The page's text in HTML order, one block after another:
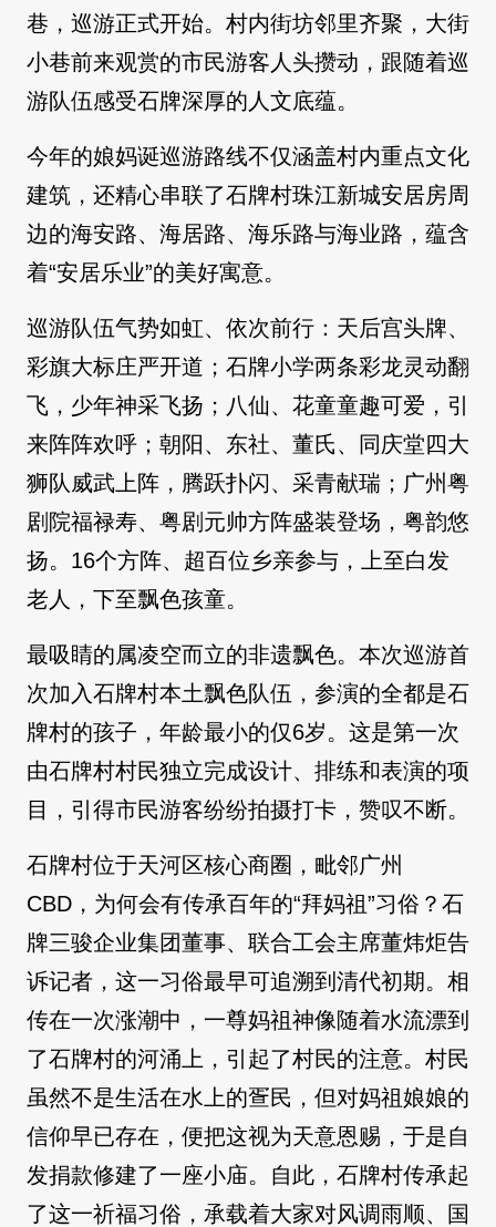
巷，巡游正式开始。村内街坊邻里齐聚，大街
小巷前来观赏的市民游客人头攒动，跟随着巡
游队伍感受石牌深厚的人文底蕴。
今年的娘妈诞巡游路线不仅涵盖村内重点文化
建筑，还精心串联了石牌村珠江新城安居房周
边的海安路、海居路、海乐路与海业路，蕴含
着“安居乐业”的美好寓意。
巡游队伍气势如虹、依次前行：天后宫头牌、
彩旗大标庄严开道；石牌小学两条彩龙灵动翻
飞，少年神采飞扬；八仙、花童童趣可爱，引
来阵阵欢呼；朝阳、东社、董氏、同庆堂四大
狮队威武上阵，腾跃扑闪、采青献瑞；广州粤
剧院福禄寿、粤剧元帅方阵盛装登场，粤韵悠
扬。16个方阵、超百位乡亲参与，上至白发
老人，下至飘色孩童。
最吸睛的属凌空而立的非遗飘色。本次巡游首
次加入石牌村本土飘色队伍，参演的全都是石
牌村的孩子，年龄最小的仅6岁。这是第一次
由石牌村村民独立完成设计、排练和表演的项
目，引得市民游客纷纷拍摄打卡，赞叹不断。
石牌村位于天河区核心商圈，毗邻广州
CBD，为何会有传承百年的“拜妈祖”习俗？石
牌三骏企业集团董事、联合工会主席董炜炬告
诉记者，这一习俗最早可追溯到清代初期。相
传在一次涨潮中，一尊妈祖神像随着水流漂到
了石牌村的河涌上，引起了村民的注意。村民
虽然不是生活在水上的疍民，但对妈祖娘娘的
信仰早已存在，便把这视为天意恩赐，于是自
发捐款修建了一座小庙。自此，石牌村传承起
了这一祈福习俗，承载着大家对风调雨顺、国